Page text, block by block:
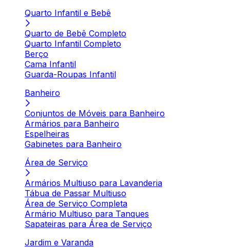
Quarto Infantil e Bebê
Quarto de Bebê Completo
Quarto Infantil Completo
Berço
Cama Infantil
Guarda-Roupas Infantil
Banheiro
Conjuntos de Móveis para Banheiro
Armários para Banheiro
Espelheiras
Gabinetes para Banheiro
Área de Serviço
Armários Multiuso para Lavanderia
Tábua de Passar Multiuso
Área de Serviço Completa
Armário Multiuso para Tanques
Sapateiras para Área de Serviço
Jardim e Varanda